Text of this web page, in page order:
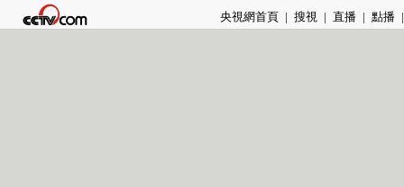
央視網首頁 | 搜視 | 直播 | 點播 |